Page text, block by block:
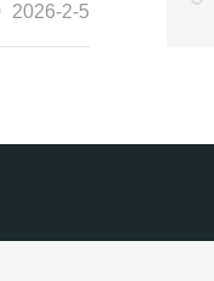
2026-2-5